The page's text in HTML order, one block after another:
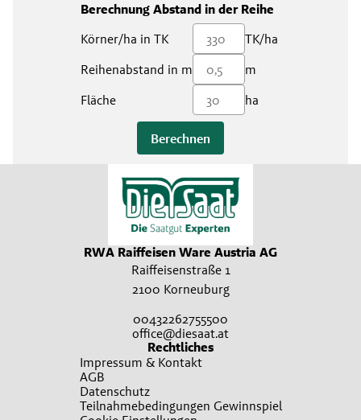
Berechnung Abstand in der Reihe
Körner/ha in TK
TK/ha
Reihenabstand in m
m
Fläche
ha
Berechnen
RWA Raiffeisen Ware Austria AG
Raiffeisenstraße 1
2100 Korneuburg
00432262755500
office@diesaat.at
Rechtliches
Impressum & Kontakt
AGB
Datenschutz
Teilnahmebedingungen Gewinnspiel